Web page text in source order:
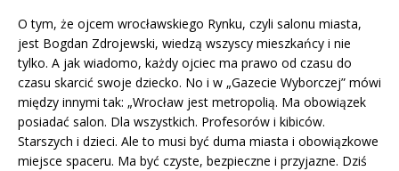
O tym, że ojcem wrocławskiego Rynku, czyli salonu miasta,
jest Bogdan Zdrojewski, wiedzą wszyscy mieszkańcy i nie
tylko. A jak wiadomo, każdy ojciec ma prawo od czasu do
czasu skarcić swoje dziecko. No i w „Gazecie Wyborczej” mówi
między innymi tak: „Wrocław jest metropolią. Ma obowiązek
posiadać salon. Dla wszystkich. Profesorów i kibiców.
Starszych i dzieci. Ale to musi być duma miasta i obowiązkowe
miejsce spaceru. Ma być czyste, bezpieczne i przyjazne. Dziś